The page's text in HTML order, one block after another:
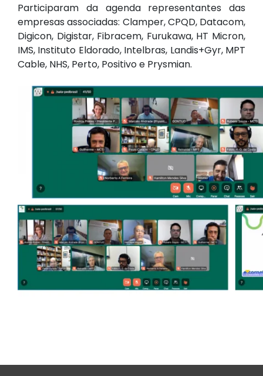
Participaram da agenda representantes das
empresas associadas: Clamper, CPQD, Datacom,
Digicon, Digistar, Fibracem, Furukawa, HT Micron,
IMS, Instituto Eldorado, Intelbras, Landis+Gyr, MPT
Cable, NHS, Perto, Positivo e Prysmian.